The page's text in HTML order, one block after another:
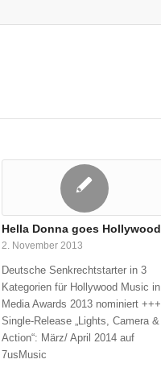
Hella Donna goes Hollywood
2. November 2013
Deutsche Senkrechtstarter in 3
Kategorien für Hollywood Music in
Media Awards 2013 nominiert +++
Single-Release „Lights, Camera &
Action“: März/ April 2014 auf
7usMusic